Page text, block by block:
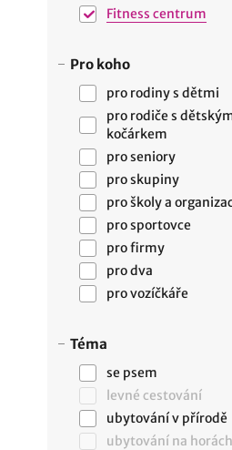
Fitness centrum
Pro koho
pro rodiny s dětmi
pro rodiče s
kočárkem
pro seniory
pro skupiny
pro školy a
pro sportovce
pro firmy
pro dva
pro vozíčkáře
Téma
se psem
levné cestování
ubytování v přírodě
ubytování na horách